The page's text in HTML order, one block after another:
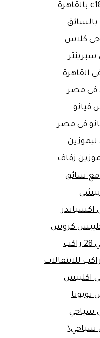
جي كلاس
القاهرة
في مصر
فيانو
في مصر
زفاف
مع سائق
اكسباندر
كروس
اكليبس
تويوتا
سياحي
سياحي\